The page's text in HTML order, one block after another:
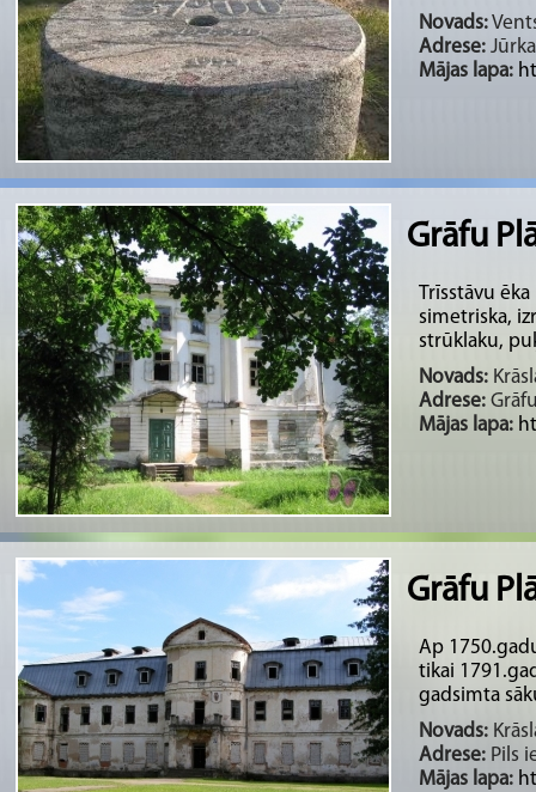
Novads:
Adrese:
Mājas lapa:
Grāfu
Trīsstāvu
simetriska,
strūklaku,
Novads:
Adrese:
Mājas lapa:
Grāfu
Ap
tikai
gadsimta
Novads:
Adrese: Pils
Mājas lapa: